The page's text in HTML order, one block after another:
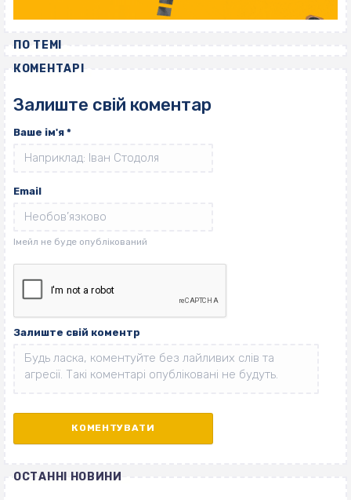
ПО ТЕМІ
КОМЕНТАРІ
Залиште свій коментар
Ваше ім'я *
Email
Залиште свій коментр
ОСТАННІ НОВИНИ